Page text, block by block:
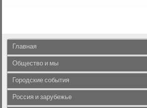
Главная
Общество и мы
Городские события
Россия и зарубежье